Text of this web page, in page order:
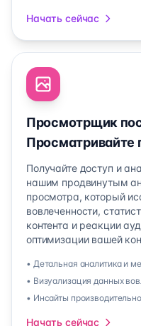
Начать сейчас
Просмотрщик
Просматривайте
Получайте доступ и
нашим продвинутым
просмотра, который
вовлеченности,
контента и реакции
оптимизации вашей
• Детальная аналитика и
• Визуализация данных
• Инсайты
Начать сейчас